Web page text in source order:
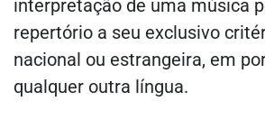
interpretação de uma música
repertório a seu exclusivo
nacional ou estrangeira, em
qualquer outra língua.